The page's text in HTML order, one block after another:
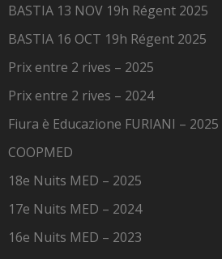
BASTIA 13 NOV 19h Régent 2025
BASTIA 16 OCT 19h Régent 2025
Prix entre 2 rives – 2025
Prix entre 2 rives – 2024
Fiura è Educazione FURIANI – 2025
COOPMED
18e Nuits MED – 2025
17e Nuits MED – 2024
16e Nuits MED – 2023